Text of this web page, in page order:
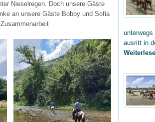
Nieselregen. Doch unsere Gäste
an unsere Gäste Bobby und Sofia
ausritt in